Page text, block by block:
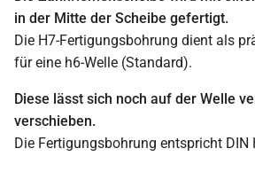
in der Mitte der Scheibe gefertigt.
Die H7-Fertigungsbohrung dient als
für eine h6-Welle (Standard).
Diese lässt sich noch auf der Welle
verschieben.
Die Fertigungsbohrung entspricht DIN